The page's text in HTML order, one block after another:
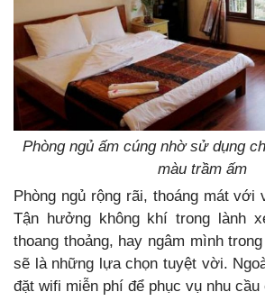
Phòng ngủ ấm cúng nhờ sử dụng
màu trầm ấm
Phòng ngủ rộng rãi, thoáng mát
Tận hưởng không khí trong lành
thoang thoảng, hay ngâm mình
sẽ là những lựa chọn tuyệt vời.
đặt wifi miễn phí để phục vụ nhu cầu